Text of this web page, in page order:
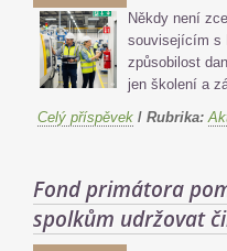
Někdy není
souvisejícím s
způsobilost
jen školení a
Celý příspěvek / Rubrika:
Fond primátora
spolkům udržovat